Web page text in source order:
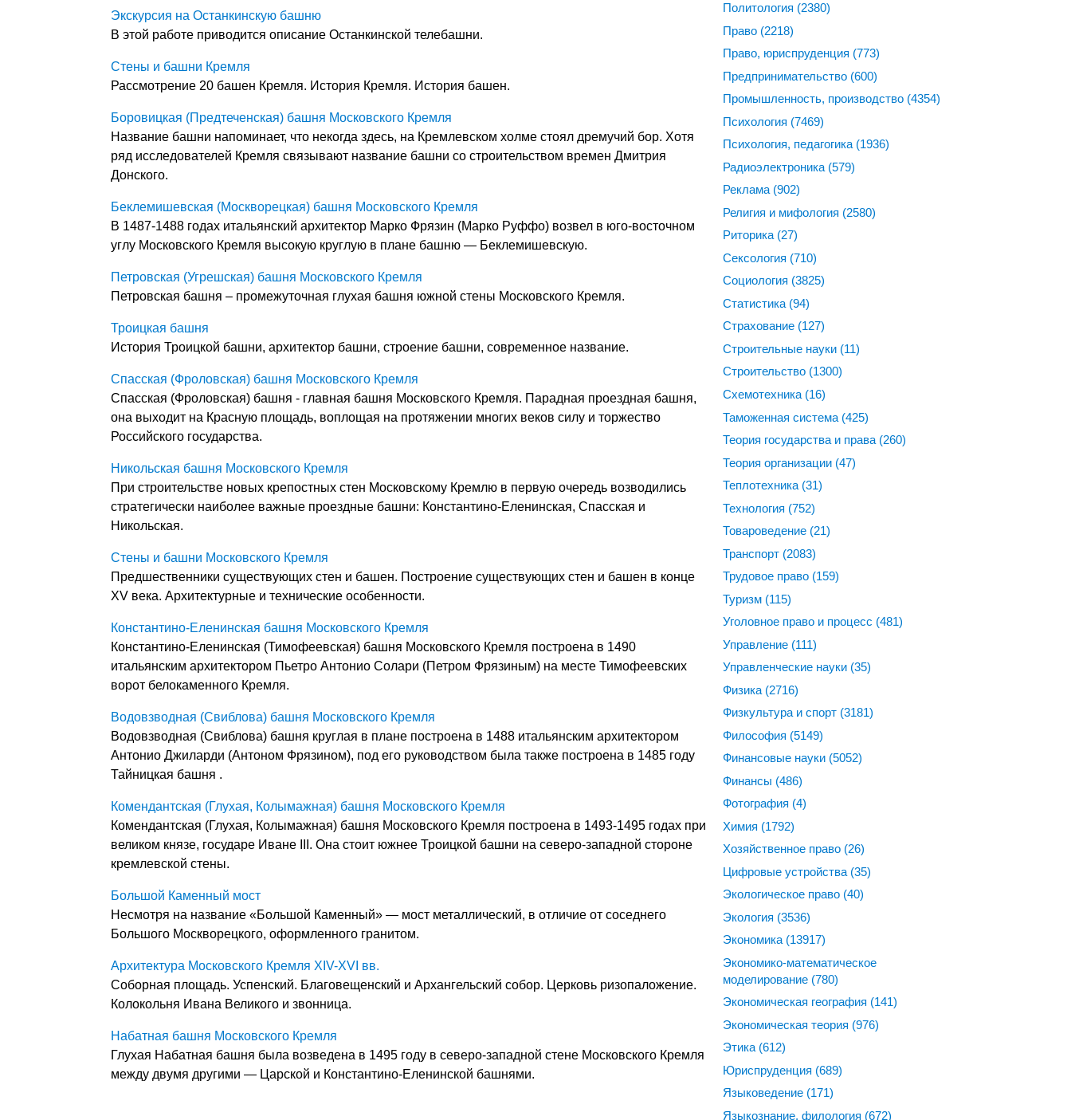
Экскурсия на Останкинскую башню
В этой работе приводится описание Останкинской телебашни.
Стены и башни Кремля
Рассмотрение 20 башен Кремля. История Кремля. История башен.
Боровицкая (Предтеченская) башня Московского Кремля
Название башни напоминает, что некогда здесь, на Кремлевском холме стоял дремучий бор. Хотя
ряд исследователей Кремля связывают название башни со строительством времен Дмитрия
Донского.
Беклемишевская (Москворецкая) башня Московского Кремля
В 1487-1488 годах итальянский архитектор Марко Фрязин (Марко Руффо) возвел в юго-восточном
углу Московского Кремля высокую круглую в плане башню — Беклемишевскую.
Петровская (Угрешская) башня Московского Кремля
Петровская башня – промежуточная глухая башня южной стены Московского Кремля.
Троицкая башня
История Троицкой башни, архитектор башни, строение башни, современное название.
Спасская (Фроловская) башня Московского Кремля
Спасская (Фроловская) башня - главная башня Московского Кремля. Парадная проездная башня,
она выходит на Красную площадь, воплощая на протяжении многих веков силу и торжество
Российского государства.
Никольская башня Московского Кремля
При строительстве новых крепостных стен Московскому Кремлю в первую очередь возводились
стратегически наиболее важные проездные башни: Константино-Еленинская, Спасская и
Никольская.
Стены и башни Московского Кремля
Предшественники существующих стен и башен. Построение существующих стен и башен в конце
XV века. Архитектурные и технические особенности.
Константино-Еленинская башня Московского Кремля
Константино-Еленинская (Тимофеевская) башня Московского Кремля построена в 1490
итальянским архитектором Пьетро Антонио Солари (Петром Фрязиным) на месте Тимофеевских
ворот белокаменного Кремля.
Водовзводная (Свиблова) башня Московского Кремля
Водовзводная (Свиблова) башня круглая в плане построена в 1488 итальянским архитектором
Антонио Джиларди (Антоном Фрязином), под его руководством была также построена в 1485 году
Тайницкая башня .
Комендантская (Глухая, Колымажная) башня Московского Кремля
Комендантская (Глухая, Колымажная) башня Московского Кремля построена в 1493-1495 годах при
великом князе, государе Иване III. Она стоит южнее Троицкой башни на северо-западной стороне
кремлевской стены.
Большой Каменный мост
Несмотря на название «Большой Каменный» — мост металлический, в отличие от соседнего
Большого Москворецкого, оформленного гранитом.
Архитектура Московского Кремля XIV-XVI вв.
Соборная площадь. Успенский. Благовещенский и Архангельский собор. Церковь ризопаложение.
Колокольня Ивана Великого и звонница.
Набатная башня Московского Кремля
Глухая Набатная башня была возведена в 1495 году в северо-западной стене Московского Кремля
между двумя другими — Царской и Константино-Еленинской башнями.
Политология (2380)
Право (2218)
Право, юриспруденция (773)
Предпринимательство (600)
Промышленность, производство (4354)
Психология (7469)
Психология, педагогика (1936)
Радиоэлектроника (579)
Реклама (902)
Религия и мифология (2580)
Риторика (27)
Сексология (710)
Социология (3825)
Статистика (94)
Страхование (127)
Строительные науки (11)
Строительство (1300)
Схемотехника (16)
Таможенная система (425)
Теория государства и права (260)
Теория организации (47)
Теплотехника (31)
Технология (752)
Товароведение (21)
Транспорт (2083)
Трудовое право (159)
Туризм (115)
Уголовное право и процесс (481)
Управление (111)
Управленческие науки (35)
Физика (2716)
Физкультура и спорт (3181)
Философия (5149)
Финансовые науки (5052)
Финансы (486)
Фотография (4)
Химия (1792)
Хозяйственное право (26)
Цифровые устройства (35)
Экологическое право (40)
Экология (3536)
Экономика (13917)
Экономико-математическое
моделирование (780)
Экономическая география (141)
Экономическая теория (976)
Этика (612)
Юриспруденция (689)
Языковедение (171)
Языкознание, филология (672)